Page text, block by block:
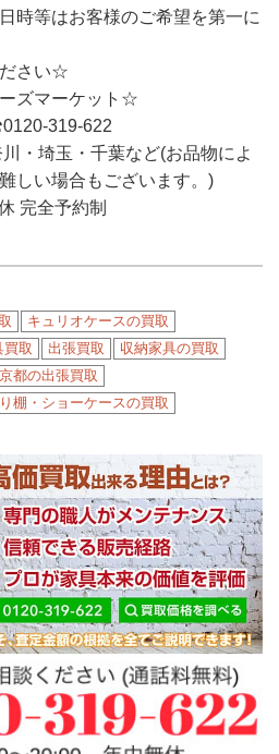
時等はお客様のご希望を第一に
ださい☆
ズマーケット☆
319-622
・埼玉・千葉など(お品物によ
しい場合もございます。)
完全予約制
キュリオケースの買取
取
出張買取
収納家具の買取
都の出張買取
棚・ショーケースの買取